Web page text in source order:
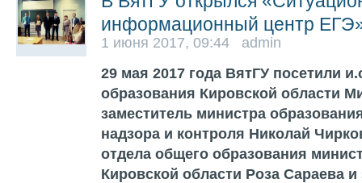
информационный центр
1 июня 2017, 09:44 admin
29 мая 2017 года ВятГУ посетили
образования Кировской области
заместитель министра
надзора и контроля Николай
отдела общего образования
Кировской области Роза Сараева и